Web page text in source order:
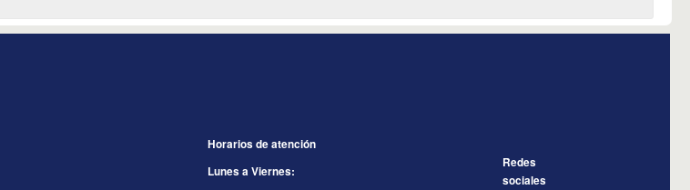
Horarios de atención
Lunes a Viernes:
Redes
sociales